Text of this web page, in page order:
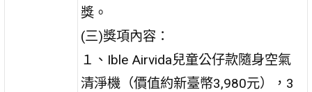
獎。
(三)獎項內容：
１、Ible Airvida兒童公仔款隨身空氣
清淨機（價值約新臺幣3,980元），3